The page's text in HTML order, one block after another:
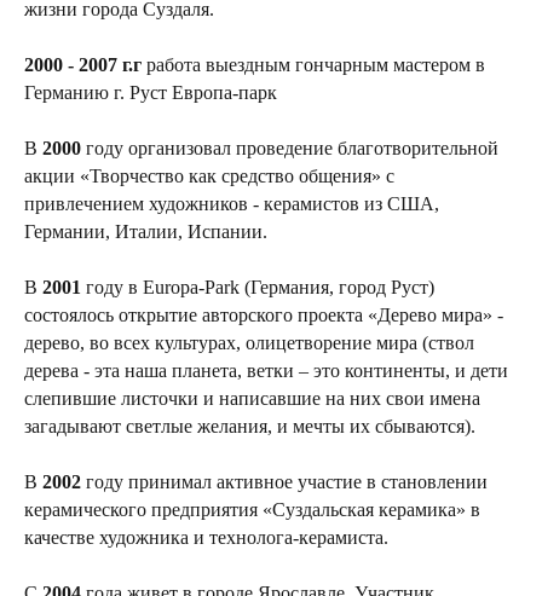
жизни города Суздаля.
2000 - 2007 г.г работа выездным гончарным мастером в
Германию г. Руст Европа-парк
В 2000 году организовал проведение благотворительной
акции «Творчество как средство общения» с
привлечением художников - керамистов из США,
Германии, Италии, Испании.
В 2001 году в Europa-Park (Германия, город Руст)
состоялось открытие авторского проекта «Дерево мира» -
дерево, во всех культурах, олицетворение мира (ствол
дерева - эта наша планета, ветки – это континенты, и дети
слепившие листочки и написавшие на них свои имена
загадывают светлые желания, и мечты их сбываются).
В 2002 году принимал активное участие в становлении
керамического предприятия «Суздальская керамика» в
качестве художника и технолога-керамиста.